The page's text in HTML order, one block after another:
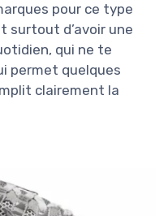
pour ce type
surtout d’avoir une
qui ne te
permet quelques
clairement la